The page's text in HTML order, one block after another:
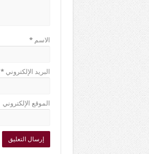
الاسم*
البريد الإلكتروني*
الموقع الإلكتروني